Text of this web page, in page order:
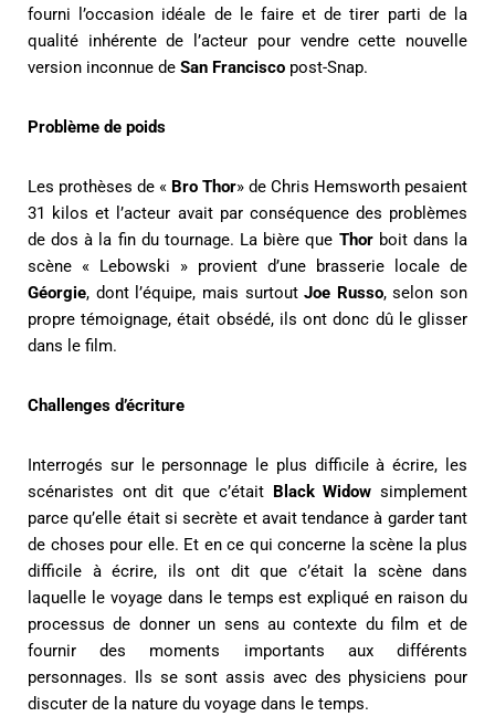
fourni l’occasion idéale de le faire et de tirer parti de la
qualité inhérente de l’acteur pour vendre cette nouvelle
version inconnue de San Francisco post-Snap.
Problème de poids
Les prothèses de « Bro Thor» de Chris Hemsworth pesaient
31 kilos et l’acteur avait par conséquence des problèmes
de dos à la fin du tournage. La bière que Thorboit dans la
scène « Lebowski » provient d’une brasserie locale de
Géorgie, dont l’équipe, mais surtoutJoe Russo, selon son
propre témoignage, était obsédé, ils ont donc dû le glisser
dans le film.
Challenges d’écriture
Interrogés sur le personnage le plus difficile à écrire, les
scénaristes ont dit que c’était Black Widow simplement
parce qu’elle était si secrète et avait tendance à garder tant
de choses pour elle. Et en ce qui concerne la scène la plus
difficile à écrire, ils ont dit que c’était la scène dans
laquelle le voyage dans le temps est expliqué en raison du
processus de donner un sens au contexte du film et de
fournir des moments importants aux différents
personnages. Ils se sont assis avec des physiciens pour
discuter de la nature du voyage dans le temps.